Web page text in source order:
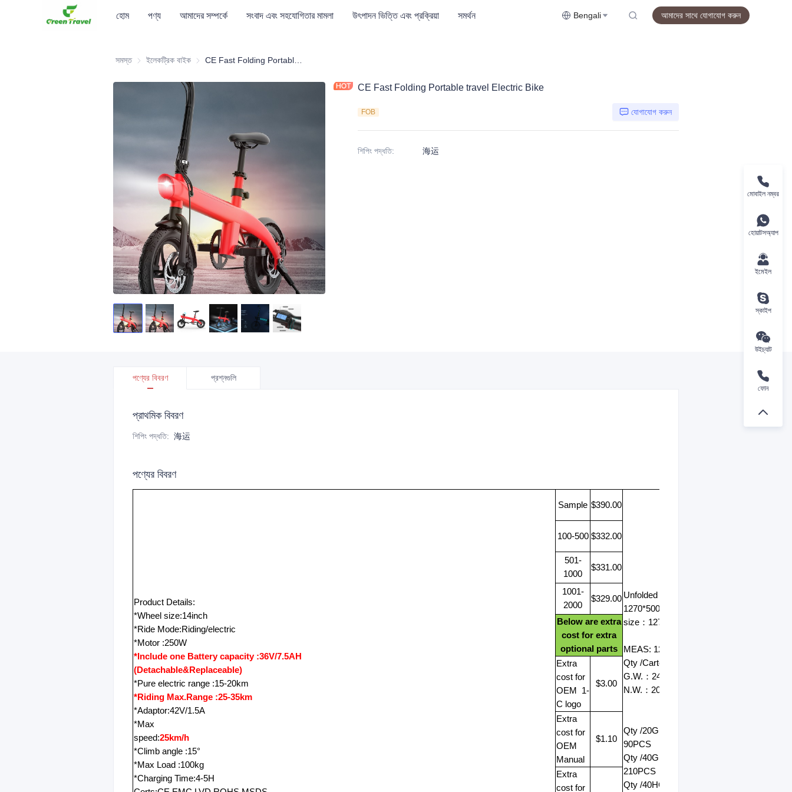
হোম পণ্য আমাদের সম্পর্কে সংবাদ এবং সহযোগিতার মামলা উৎপাদন ভিত্তি এবং প্রক্রিয়া সমর্থন Bengali আমাদের সাথে যোগাযোগ করুন
সমস্ত ইলেকট্রিক বাইক ইলেকট্রিক বাইক
CE Fast Folding Portable travel Electric Bike
FOB যোগাযোগ করুন
শিপিং পদ্ধতি: 海运
পণ্যের বিবরণ প্রশ্নগুলি
প্রাথমিক বিবরণ
শিপিং পদ্ধতি: 海运
পণ্যের বিবরণ
Product Details:
*Wheel size:14inch
*Ride Mode:Riding/electric
*Motor :250W
*Include one Battery capacity :36V/7.5AH
(Detachable&Replaceable)
*Pure electric range :15-20km
*Riding Max.Range :25-35km
*Adaptor:42V/1.5A
*Max
speed:25km/h
*Climb angle :15°
*Max Load :100kg
*Charging Time:4-5H
Sample $390.00
Unfolded size
1270*500*1030mm
size ： 1270*500*540mm
MEAS: 128*29*65CM
Qty /Carton: 1 PC
G.W. ： 24kg
N.W. ： 20kg
Qty /20GP
90PCS
Qty /40GP
210PCS
Qty /40HQ
100-500 $332.00
501-
1000
$331.00
1001-
2000
$329.00
Below are extra
cost for extra
optional parts
Extra
cost for
OEM
1-
C logo
$3.00
Extra
cost for
OEM
Manual
$1.10
Extra
cost for
মোবাইল নম্বর
হোয়াটসঅ্যাপ
ইমেইল
স্কাইপ
উইচ্যাট
ফোন